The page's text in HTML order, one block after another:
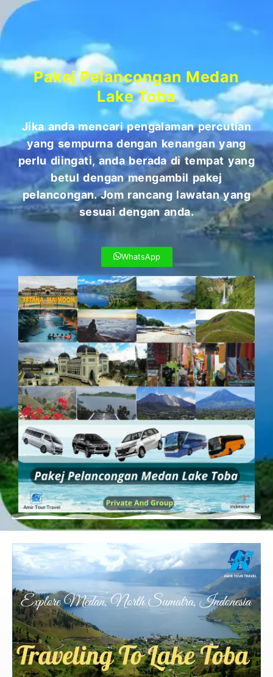
Pakej Pelancongan Medan
Lake Toba
Jika anda mencari pengalaman percutian
yang sempurna dengan kenangan yang
perlu diingati, anda berada di tempat yang
betul dengan mengambil pakej
pelancongan. Jom rancang lawatan yang
sesuai dengan anda.
WhatsApp